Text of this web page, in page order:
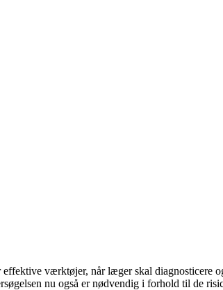
værktøjer, når læger skal
nu også er nødvendig i forhold til de